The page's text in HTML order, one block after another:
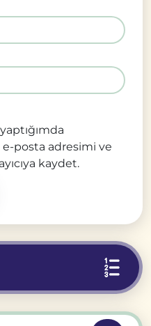
e-posta adresimi ve
kaydet.